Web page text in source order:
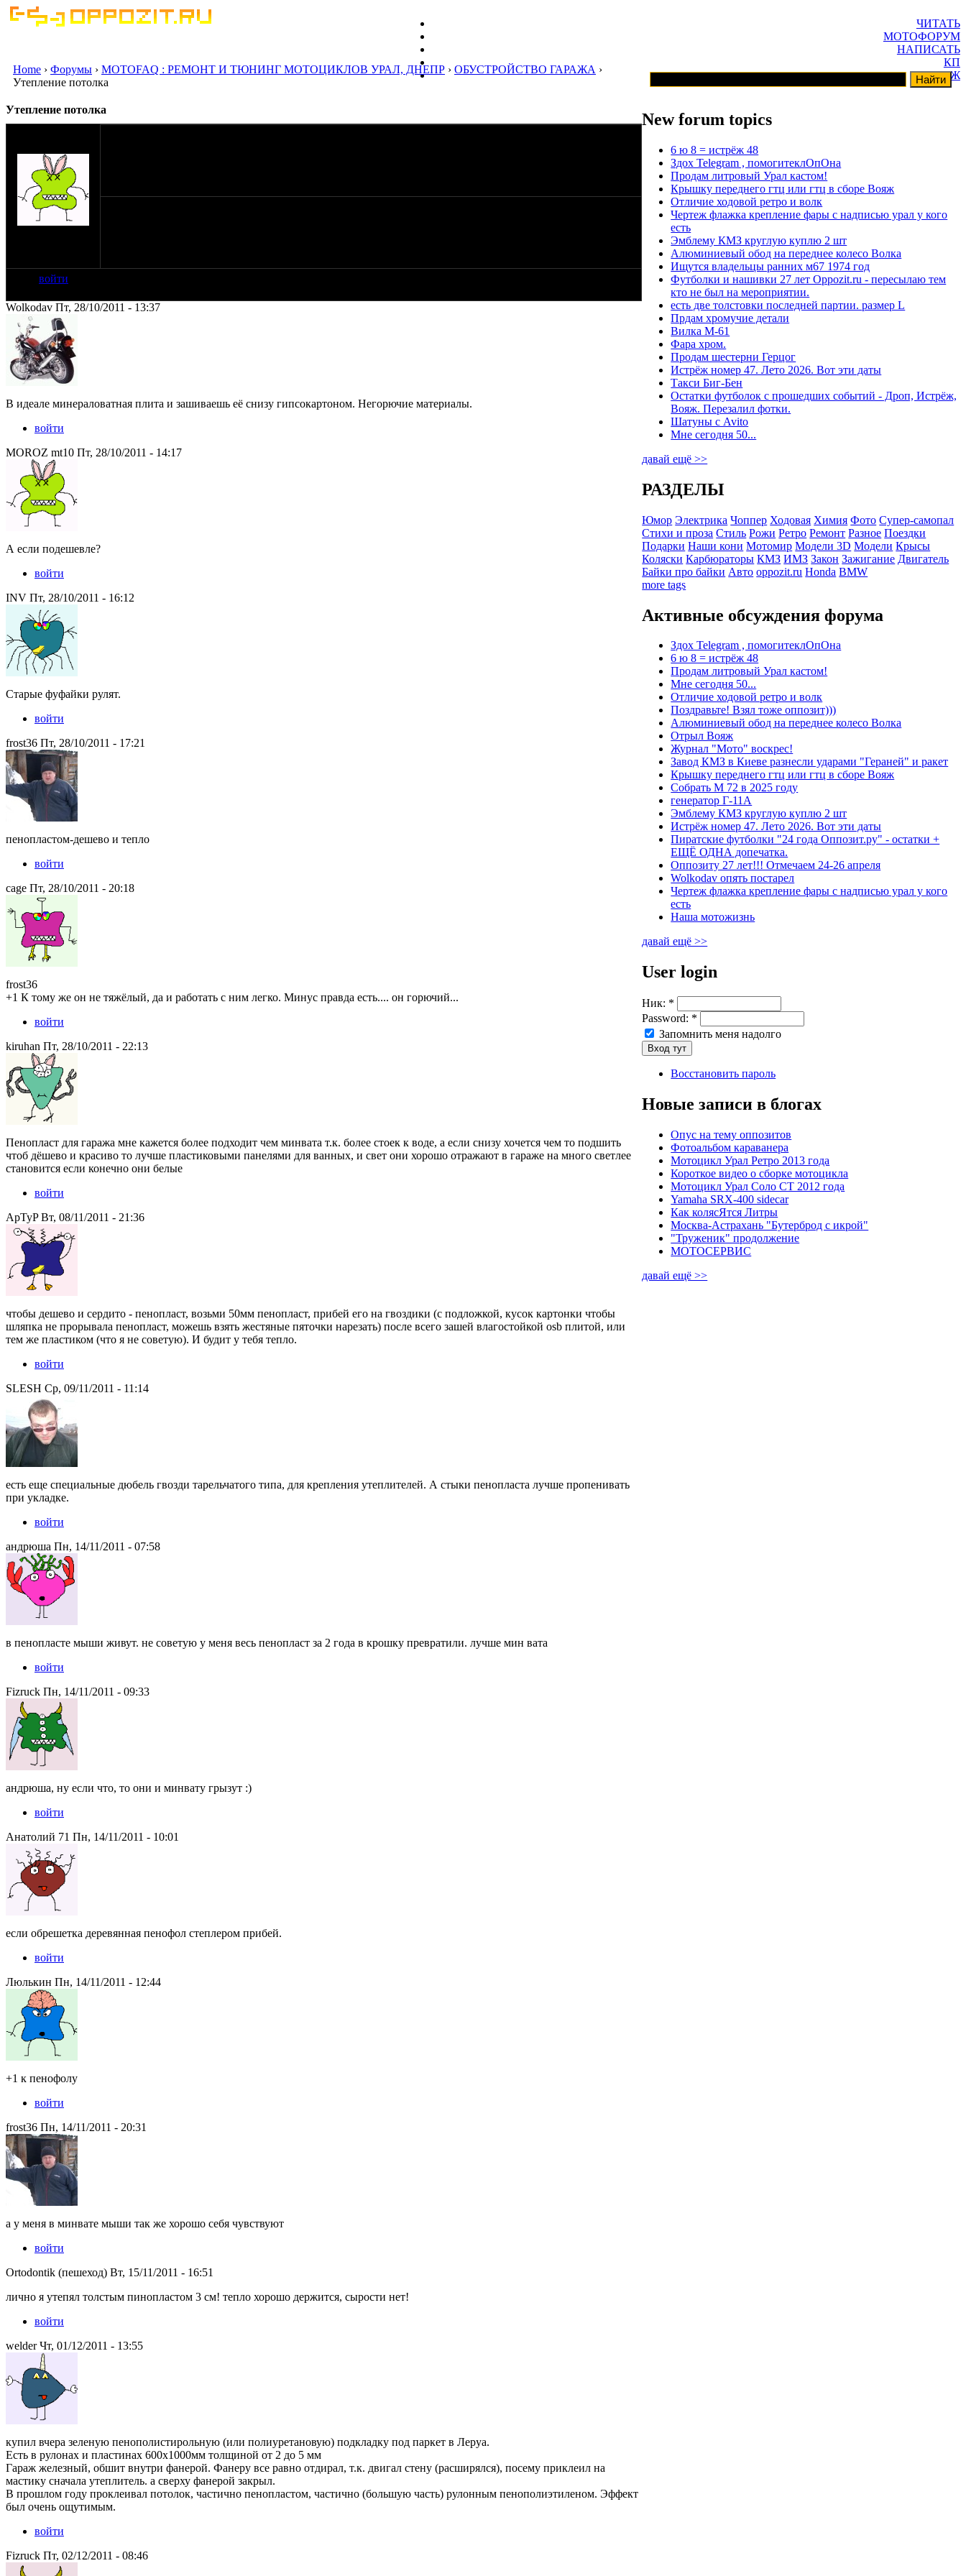
ЧИТАТЬ
МОТОФОРУМ
НАПИСАТЬ
КП
ГАРАЖ
Home › Форумы › MOTOFAQ : РЕМОНТ И ТЮНИНГ МОТОЦИКЛОВ УРАЛ, ДНЕПР › ОБУСТРОЙСТВО ГАРАЖА ›
Утепление потолка
Утепление потолка
войти
Wolkodav Пт, 28/10/2011 - 13:37
В идеале минераловатная плита и зашиваешь её снизу гипсокартоном. Негорючие материалы.
войти
MOROZ mt10 Пт, 28/10/2011 - 14:17
А если подешевле?
войти
INV Пт, 28/10/2011 - 16:12
Старые фуфайки рулят.
войти
frost36 Пт, 28/10/2011 - 17:21
пенопластом-дешево и тепло
войти
cage Пт, 28/10/2011 - 20:18
frost36
+1 К тому же он не тяжёлый, да и работать с ним легко. Минус правда есть.... он горючий...
войти
kiruhan Пт, 28/10/2011 - 22:13
Пенопласт для гаража мне кажется более подходит чем минвата т.к. более стоек к воде, а если снизу хочется чем то подшить
чтоб дёшево и красиво то лучше пластиковыми панелями для ванных, и свет они хорошо отражают в гараже на много светлее
становится если конечно они белые
войти
ApTyP Вт, 08/11/2011 - 21:36
чтобы дешево и сердито - пенопласт, возьми 50мм пенопласт, прибей его на гвоздики (с подложкой, кусок картонки чтобы
шляпка не прорывала пенопласт, можешь взять жестяные пяточки нарезать) после всего зашей влагостойкой osb плитой, или
тем же пластиком (что я не советую). И будит у тебя тепло.
войти
SLESH Ср, 09/11/2011 - 11:14
есть еще специальные дюбель гвозди тарельчатого типа, для крепления утеплителей. А стыки пенопласта лучше пропенивать
при укладке.
войти
андрюша Пн, 14/11/2011 - 07:58
в пенопласте мыши живут. не советую у меня весь пенопласт за 2 года в крошку превратили. лучше мин вата
войти
Fizruck Пн, 14/11/2011 - 09:33
андрюша, ну если что, то они и минвату грызут :)
войти
Анатолий 71 Пн, 14/11/2011 - 10:01
если обрешетка деревянная пенофол степлером прибей.
войти
Люлькин Пн, 14/11/2011 - 12:44
+1 к пенофолу
войти
frost36 Пн, 14/11/2011 - 20:31
а у меня в минвате мыши так же хорошо себя чувствуют
войти
Ortodontik (пешеход) Вт, 15/11/2011 - 16:51
лично я утепял толстым пинопластом 3 см! тепло хорошо держится, сырости нет!
войти
welder Чт, 01/12/2011 - 13:55
купил вчера зеленую пенополистирольную (или полиуретановую) подкладку под паркет в Леруа.
Есть в рулонах и пластинах 600х1000мм толщиной от 2 до 5 мм
Гараж железный, обшит внутри фанерой. Фанеру все равно отдирал, т.к. двигал стену (расширялся), посему приклеил на
мастику сначала утеплитель. а сверху фанерой закрыл.
В прошлом году проклеивал потолок, частично пенопластом, частично (большую часть) рулонным пенополиэтиленом. Эффект
был очень ощутимым.
войти
Fizruck Пт, 02/12/2011 - 08:46
New forum topics
6 ю 8 = истрёж 48
Здох Telegram , помогитеклОпОна
Продам литровый Урал кастом!
Крышку переднего гтц или гтц в сборе Вояж
Отличие ходовой ретро и волк
Чертеж флажка крепление фары с надписью урал у кого
есть
Эмблему КМЗ круглую куплю 2 шт
Алюминиевый обод на переднее колесо Волка
Ищутся владельцы ранних м67 1974 год
Футболки и нашивки 27 лет Oppozit.ru - пересылаю тем
кто не был на мероприятии.
есть две толстовки последней партии. размер L
Прдам хромучие детали
Вилка М-61
Фара хром.
Продам шестерни Герцог
Истрёж номер 47. Лето 2026. Вот эти даты
Такси Биг-Бен
Остатки футболок с прошедших событий - Дроп, Истрёж,
Вояж. Перезалил фотки.
Шатуны с Avito
Мне сегодня 50...
давай ещё >>
РАЗДЕЛЫ
Юмор Электрика Чоппер Ходовая Химия Фото Супер-самопал
Стихи и проза Стиль Рожи Ретро Ремонт Разное Поездки
Подарки Наши кони Мотомир Модели 3D Модели Крысы
Коляски Карбюраторы КМЗ ИМЗ Закон Зажигание Двигатель
Байки про байки Авто oppozit.ru Honda BMW
more tags
Активные обсуждения форума
Здох Telegram , помогитеклОпОна
6 ю 8 = истрёж 48
Продам литровый Урал кастом!
Мне сегодня 50...
Отличие ходовой ретро и волк
Поздравьте! Взял тоже оппозит)))
Алюминиевый обод на переднее колесо Волка
Отрыл Вояж
Журнал "Мото" воскрес!
Завод КМЗ в Киеве разнесли ударами "Гераней" и ракет
Крышку переднего гтц или гтц в сборе Вояж
Собрать М 72 в 2025 году
генератор Г-11А
Эмблему КМЗ круглую куплю 2 шт
Истрёж номер 47. Лето 2026. Вот эти даты
Пиратские футболки "24 года Оппозит.ру" - остатки +
ЕЩЁ ОДНА допечатка.
Оппозиту 27 лет!!! Отмечаем 24-26 апреля
Wolkodav опять постарел
Чертеж флажка крепление фары с надписью урал у кого
есть
Наша мотожизнь
давай ещё >>
User login
Ник: *
Password: *
Запомнить меня надолго
Восстановить пароль
Новые записи в блогах
Опус на тему оппозитов
Фотоальбом караванера
Мотоцикл Урал Ретро 2013 года
Короткое видео о сборке мотоцикла
Мотоцикл Урал Соло СТ 2012 года
Yamaha SRX-400 sidecar
Как колясЯтся Литры
Москва-Астрахань "Бутерброд с икрой"
"Труженик" продолжение
МОТОСЕРВИС
давай ещё >>